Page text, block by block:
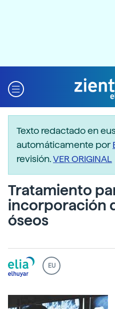
Texto redactado en
automáticamente por
revisión.VER ORIGINAL
Tratamiento
incorporación
óseos
EU